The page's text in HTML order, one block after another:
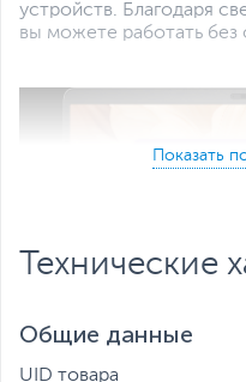
устройств. Благодаря
вы можете работать без
Технические
Общие данные
UID товара